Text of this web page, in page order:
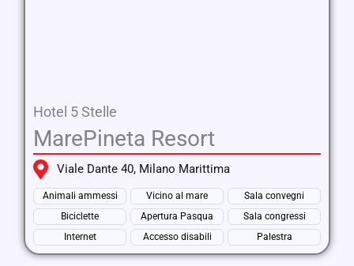
Hotel 5 Stelle
MarePineta Resort
Viale Dante 40, Milano Marittima
Animali ammessi Vicino al mare
Sala convegni
Biciclette
Apertura Pasqua
Sala congressi
Internet
Accesso disabili Palestra